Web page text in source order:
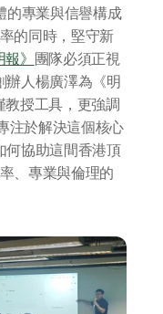
專業與信譽構成
的同時，堅守新
報》 團隊必須正視
人楊廣澤為《明
授工具，更強調
注於解決這個核心
協助這間香港頂
、專業與倫理的